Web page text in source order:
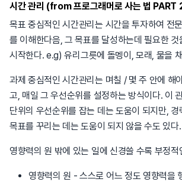
시간 관리 (from 프로그래머로 사는 법 PART
목표 중심적인 시간관리는 시간을 투자하여 전
를 이해한다음, 그 목표를 달성하는데 필요한 것
시작한다. e.g) 유리그릇에 돌멩이, 모래, 물을
과제 중심적인 시간관리는 며칠 / 몇 주 안에 해
고, 매일 그 우선순위를 설정하는 방식이다. 이
단위의 우선순위를 잡는 데는 도움이 되지만, 경
목표를 꾸리는 데는 도움이 되지 않을 수도 있다.
영향력의 원 밖에 있는 일에 신경쓸 수록 부정적
영향력의 원 - 스스로 어느 정도 영향력을